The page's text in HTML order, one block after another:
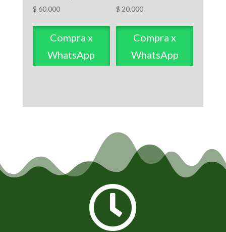
$ 60.000
Compra x
WhatsApp
$ 20.000
Compra x
WhatsApp
